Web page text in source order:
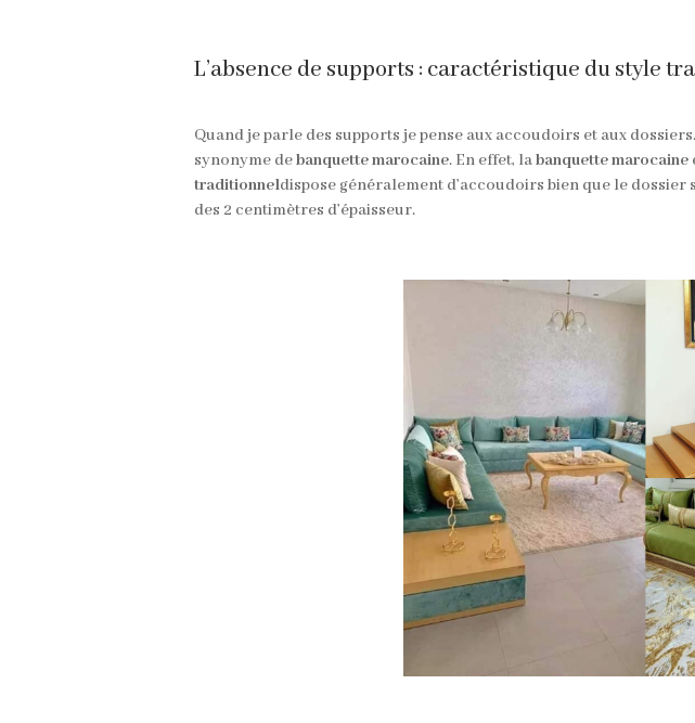
L’absence de supports : caractéristique du style
Quand je parle des supports je pense aux accoudoirs et aux
synonyme debanquette marocaine. En effet, labanquette marocaine
traditionneldispose généralement d’accoudoirs bien que le
des 2 centimètres d’épaisseur.